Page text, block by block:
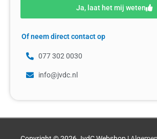
Ja, laat het mij weten
Of neem direct contact op
077 302 0030
info@jvdc.nl